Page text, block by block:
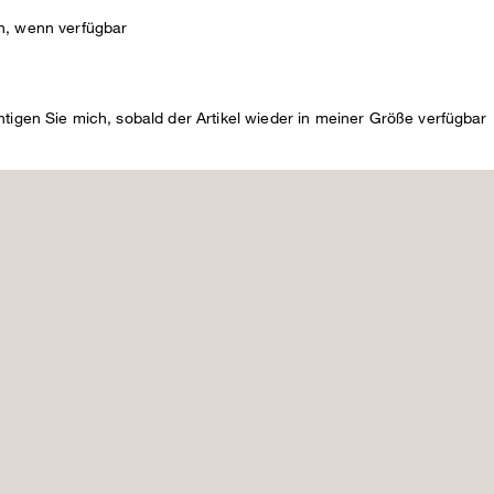
wenn verfügbar
Sie mich, sobald der Artikel wieder in meiner Größe verfügbar